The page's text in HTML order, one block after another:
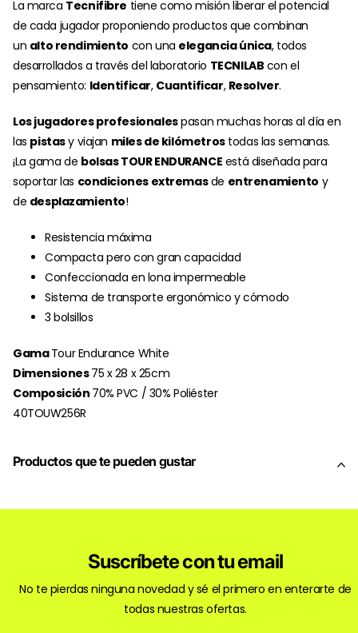
La marca Tecnifibre tiene como misión liberar el potencial
de cada jugador proponiendo productos que combinan
un alto rendimiento con una elegancia única, todos
desarrollados a través del laboratorio TECNILAB con el
pensamiento: Identificar, Cuantificar, Resolver.
Los jugadores profesionalespasan muchas horas al día en
las pistasy viajan miles de kilómetros todas las semanas.
¡La gama de bolsas TOUR ENDURANCE está diseñada para
soportar las condiciones extremasde entrenamiento y
de desplazamiento!
Resistencia máxima
Compacta pero con gran capacidad
Confeccionada en lona impermeable
Sistema de transporte ergonómico y cómodo
3 bolsillos
GamaTour Endurance White
Dimensiones75 x 28 x 25cm
Composición 70% PVC / 30% Poliéster
40TOUW256R
Productos que te pueden gustar
Suscríbete con tu email
No te pierdas ninguna novedad y sé el primero en enterarte de
todas nuestras ofertas.